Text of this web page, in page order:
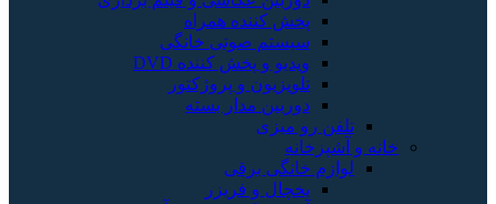
پخش کننده همراه
سیستم صوتی خانگی
ویدیو و پخش کننده DVD
تلویزیون و پروژکتور
دوربین مدار بسته
تلفن رو میزی
خانه و آشپزخانه
لوازم خانگی برقی
یخچال و فریزر